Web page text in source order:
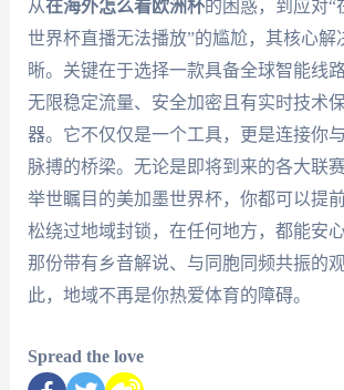
从在海外怎么看欧洲杯的困惑，到应对“
世界杯直播无法播放”的尴尬，其核心解
晰。关键在于选择一款具备全球智能线
无限稳定流量、安全加密且有实时技术
器。它不仅仅是一个工具，更是连接你
脉搏的桥梁。无论是即将到来的各大联
举世瞩目的美加墨世界杯，你都可以提
松绕过地域封锁，在任何地方，都能安
那份带有乡音解说、与同胞同频共振的
此，地域不再是你热爱体育的障碍。
Spread the love